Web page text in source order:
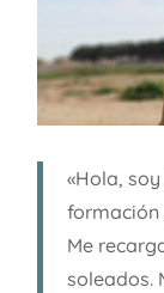
«Hola,
formación
Me
soleados.